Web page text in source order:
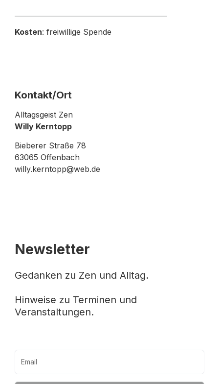
Kosten: freiwillige Spende
Kontakt/Ort
Alltagsgeist Zen
Willy Kerntopp
Bieberer Straße 78
63065 Offenbach
willy.kerntopp@web.de
Newsletter
Gedanken zu Zen und Alltag.
Hinweise zu Terminen und
Veranstaltungen.